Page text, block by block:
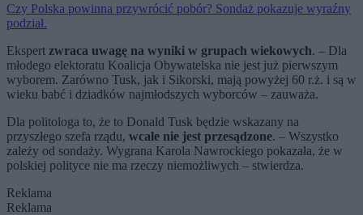
Czy Polska powinna przywrócić pobór? Sondaż pokazuje wyraźny
podział.
Ekspert zwraca uwagę na wyniki w grupach wiekowych. – Dla
młodego elektoratu Koalicja Obywatelska nie jest już pierwszym
wyborem. Zarówno Tusk, jak i Sikorski, mają powyżej 60 r.ż. i są w
wieku babć i dziadków najmłodszych wyborców – zauważa.
Dla politologa to, że to Donald Tusk będzie wskazany na
przyszłego szefa rządu, wcale nie jest przesądzone. – Wszystko
zależy od sondaży. Wygrana Karola Nawrockiego pokazała, że w
polskiej polityce nie ma rzeczy niemożliwych – stwierdza.
Reklama
Reklama